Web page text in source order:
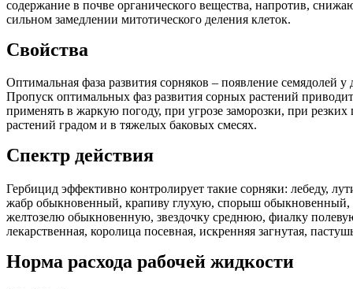
содержание в почве органического вещества, напротив,
сильном замедлении митотического деления клеток.
Свойства
Оптимальная фаза развития сорняков – появление семядолей
Пропуск оптимальных фаз развития сорных растений
применять в жаркую погоду, при угрозе заморозки, при
растений градом и в тяжелых баковых смесях.
Спектр действия
Гербицид эффективно контролирует такие сорняки: лебеду,
жабр обыкновенный, крапиву глухую, спорыш обыкновенный,
желтозелю обыкновенную, звездочку среднюю, фиалку
лекарственная, королица посевная, искренняя загнутая,
Норма расхода рабочей жидкости